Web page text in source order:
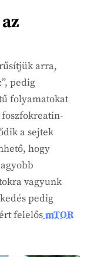
arra,
pedig
folyamatokat
a sejtek
hogy
vagyunk
pedig
felelősmTOR